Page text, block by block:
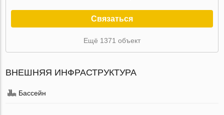
Связаться
Ещё 1371 объект
ВНЕШНЯЯ ИНФРАСТРУКТУРА
Бассейн